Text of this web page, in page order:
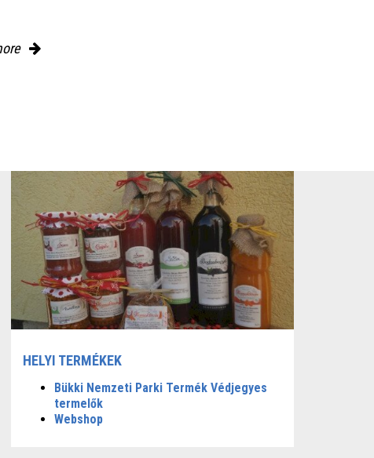
HELYI TERMÉKEK
Bükki Nemzeti Parki Termék Védjegyes
termelők
Webshop